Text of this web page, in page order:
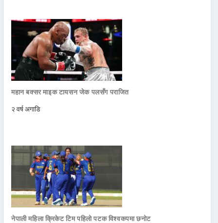
महान बक्सर माइक टायसन जेक पलसँग पराजित
२ वर्ष अगाडि
नेपाली महिला क्रिकेट टिम पहिलो पटक विश्वकपमा छनोट